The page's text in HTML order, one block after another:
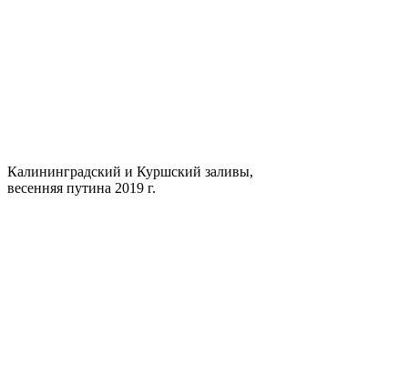
Калининградский и Куршский заливы,
весенняя путина 2019 г.